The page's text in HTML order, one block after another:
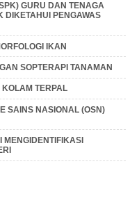
GURU DAN TENAGA
DIKETAHUI PENGAWAS
IKAN
SOPTERAPI TANAMAN
TERPAL
SAINS NASIONAL (OSN)